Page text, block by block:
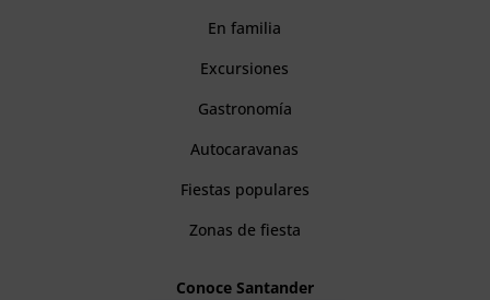
En familia
Excursiones
Gastronomía
Autocaravanas
Fiestas populares
Zonas de fiesta
Conoce Santander